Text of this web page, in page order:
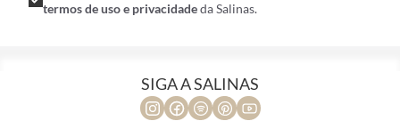
termos de uso e privacidadeda Salinas.
SIGA A SALINAS